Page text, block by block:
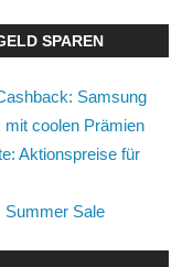
SPAREN
Samsung
mit coolen Prämien
Aktionspreise für
Summer Sale